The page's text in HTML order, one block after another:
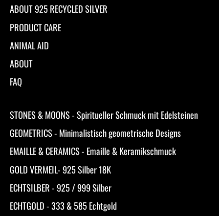
ABOUT 925 RECYCLED SILVER
PRODUCT CARE
ANIMAL AID
ABOUT
FAQ
STONES & MOONS - Spiritueller Schmuck mit Edelsteinen
GEOMETRICS - Minimalistisch geometrische Designs
EMAILLE & CERAMICS - Emaille & Keramikschmuck
GOLD VERMEIL- 925 Silber 18K
ECHTSILBER - 925 / 999 Silber
ECHTGOLD - 333 & 585 Echtgold